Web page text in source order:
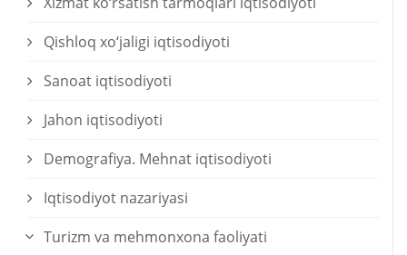
Qishloq xо‘jaligi iqtisodiyoti
Sanoat iqtisodiyoti
Jahon iqtisodiyoti
Demografiya. Mehnat iqtisodiyoti
Iqtisodiyot nazariyasi
Turizm va mehmonxona faoliyati